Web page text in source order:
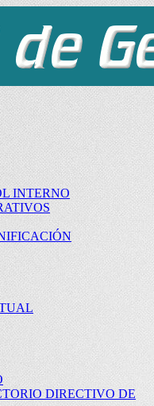
INTERNO
DIRECTIVO DE